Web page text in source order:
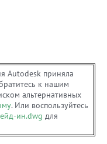
Autodesk приняла
к нашим
альтернативных
. Или воспользуйтесь
ин.dwg для